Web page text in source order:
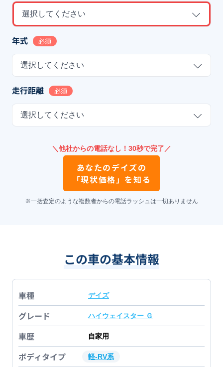
選択してください
年式 必須
選択してください
走行距離 必須
選択してください
＼他社からの電話なし！30秒で完了／
あなたのデイズの
「現状価格」を知る
※一括査定のような複数者からの電話ラッシュは一切ありません
この車の基本情報
車種 デイズ
グレード ハイウェイスター Ｇ
車歴 自家用
ボディタイプ 軽-RV系